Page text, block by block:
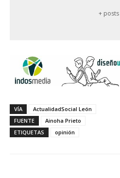
+ posts
VÍA
ActualidadSocial León
FUENTE
Ainoha Prieto
ETIQUETAS
opinión